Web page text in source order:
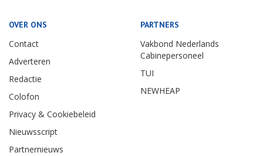
OVER ONS
Contact
Adverteren
Redactie
Colofon
Privacy & Cookiebeleid
Nieuwsscript
Partnernieuws
PARTNERS
Vakbond Nederlands
Cabinepersoneel
TUI
NEWHEAP